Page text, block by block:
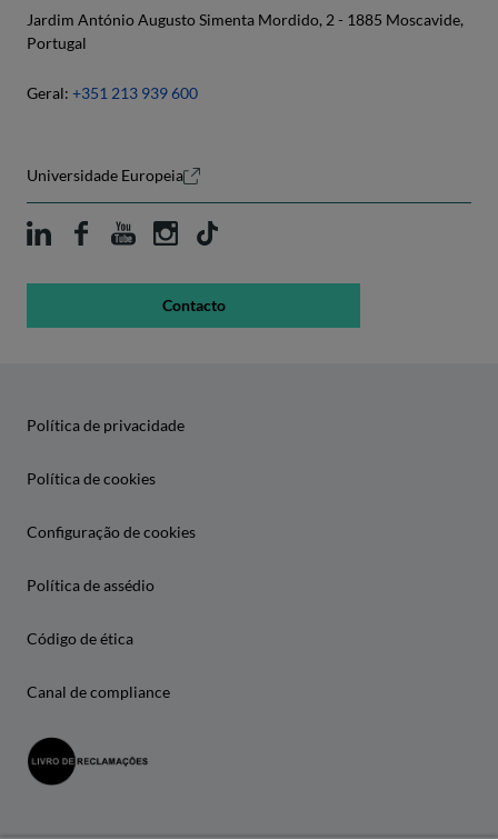
Jardim António Augusto Simenta Mordido, 2 - 1885 Moscavide,
Portugal
Geral: +351 213 939 600
Universidade Europeia
Contacto
Política de privacidade
Política de cookies
Configuração de cookies
Política de assédio
Código de ética
Canal de compliance